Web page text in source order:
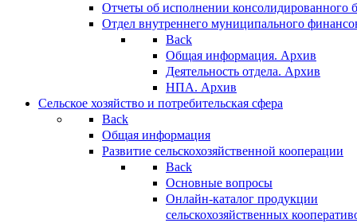
Отчеты об исполнении консолидированного
Отдел внутреннего муниципального
Back
Общая информация. Архив
Деятельность отдела. Архив
НПА. Архив
Сельское хозяйство и потребительская сфера
Back
Общая информация
Развитие сельскохозяйственной кооперации
Back
Основные вопросы
Онлайн-каталог продукции
сельскохозяйственных